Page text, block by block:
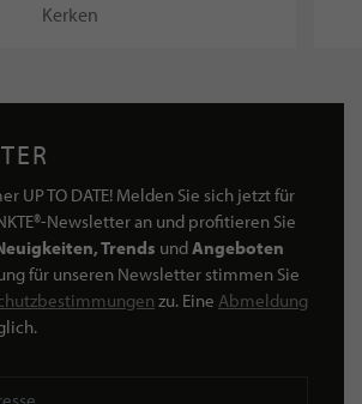
Kerken
UP TO DATE! Melden Sie sich jetzt für
Newsletter an und profitieren Sie
Trends undAngeboten
für unseren Newsletter stimmen Sie
zu. Eine Abmeldung